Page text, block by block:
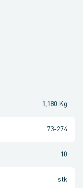
1,180 Kg
73-274
10
stk